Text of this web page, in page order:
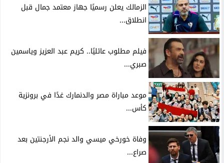
الزمالك يعلن رسميًا جهاز معتمد جمال قبل
انطلاق...
فيلم مطلوب عائليًا.. كريم عبد العزيز وياسمين
صبري...
موعد مباراة مصر والدنمارك غدًا في برونزية
كأس...
وفاة خورخي ميسي والد نجم الأرجنتين بعد
صراع...